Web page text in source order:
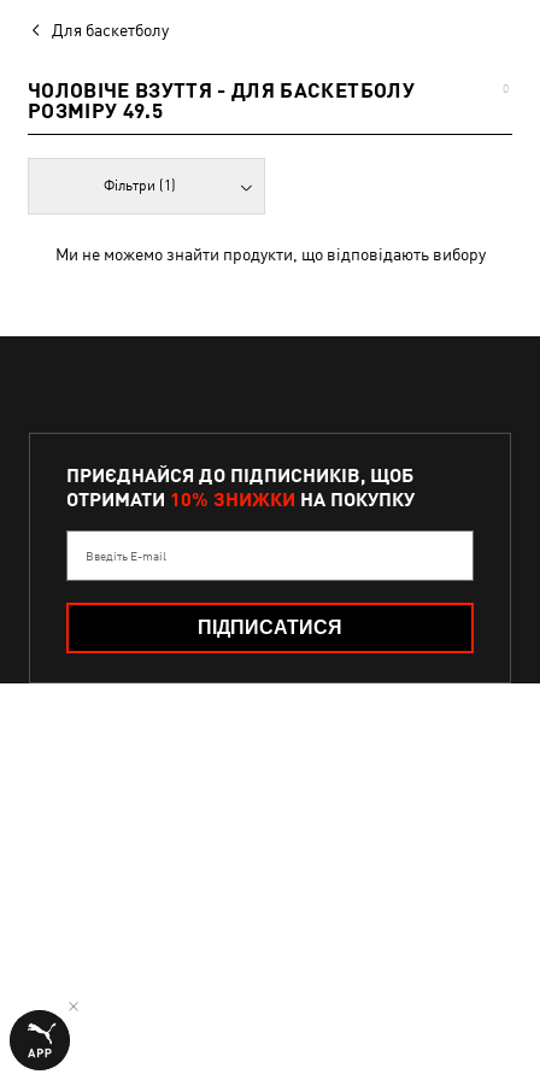
Для баскетболу
ЧОЛОВІЧЕ ВЗУТТЯ - ДЛЯ БАСКЕТБОЛУ
РОЗМІРУ 49.5
0
Фільтри (1)
Ми не можемо знайти продукти, що відповідають вибору
ПРИЄДНАЙСЯ ДО ПІДПИСНИКІВ, ЩОБ
ОТРИМАТИ 10% ЗНИЖКИ НА ПОКУПКУ
Введіть E-mail
ПІДПИСАТИСЯ